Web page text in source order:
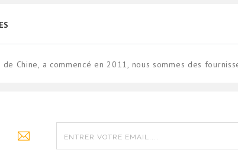
Chine, a commencé en 2011, nous sommes des